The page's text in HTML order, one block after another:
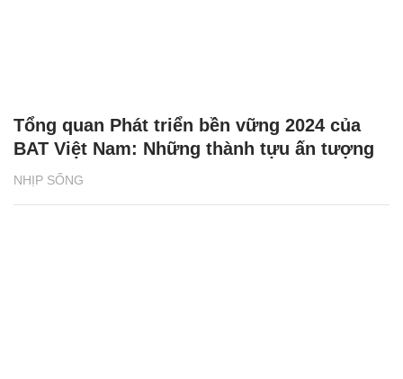
NHỊP SỐNG
Tổng quan Phát triển bền vững 2024 của
BAT Việt Nam: Những thành tựu ấn tượng